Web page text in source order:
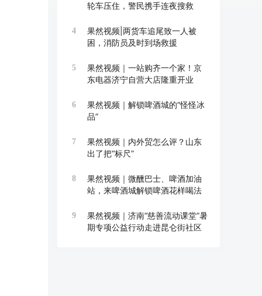
轮车压住，警民携手连夜搜救
4
果然视频|两货车追尾致一人被
困，消防员及时到场救援
5
果然视频｜一站购齐一个家！京
东电器济宁自营大店隆重开业
6
果然视频｜解锁啤酒城的“怪怪冰
品”
7
果然视频｜内外贸怎么评？山东
出了把“标尺”
8
果然视频｜微醺巴士、啤酒加油
站，来啤酒城解锁啤酒花样喝法
9
果然视频｜济南“慈善流动课堂”暑
期专项公益行动走进昆仑街社区